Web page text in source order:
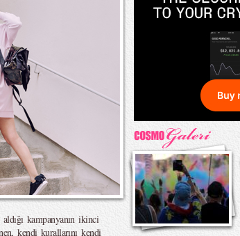
kampanyanın ikinci
kendi kurallarını kendi